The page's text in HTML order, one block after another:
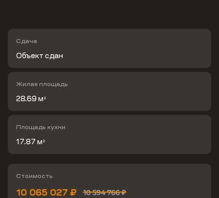
Сдача
Объект сдан
Жилая площадь
28.69 м 2
Площадь кухни
17.87 м 2
Стоимость
10 594 766 ₽
10 065 027 ₽